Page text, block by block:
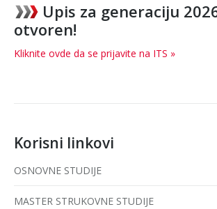
Upis za generaciju
otvoren!
Kliknite ovde da se prijavite na ITS »
Korisni linkovi
OSNOVNE STUDIJE
MASTER STRUKOVNE STUDIJE